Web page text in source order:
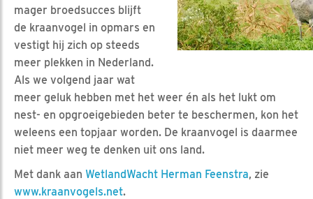
mager broedsucces blijft
de kraanvogel in opmars en
vestigt hij zich op steeds
meer plekken in Nederland.
Als we volgend jaar wat
meer geluk hebben met het weer én als het lukt om
nest- en opgroeigebieden beter te beschermen, kon het
weleens een topjaar worden. De kraanvogel is daarmee
niet meer weg te denken uit ons land.
Met dank aan WetlandWacht Herman Feenstra, zie
www.kraanvogels.net.